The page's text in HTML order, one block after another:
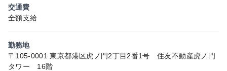
交通費
全額支給
勤務地
〒105-0001 東京都港区虎ノ門2丁目2番1号 住友不動産虎ノ門
タワー 16階